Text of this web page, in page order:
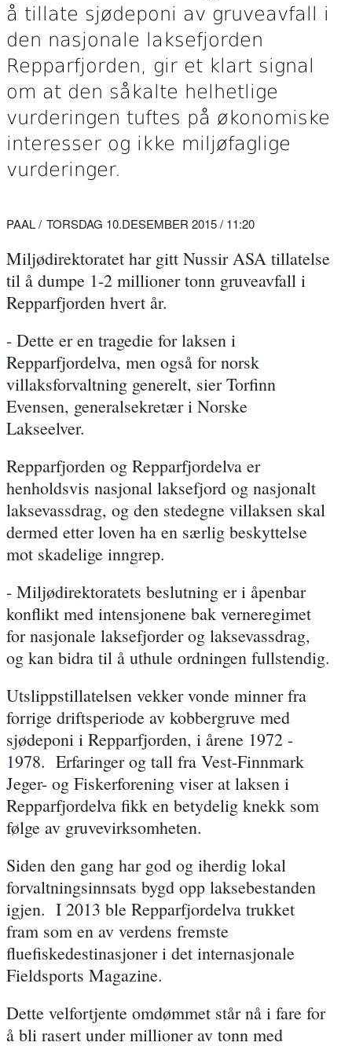
å tillate sjødeponi av gruveavfall i
den nasjonale laksefjorden
Repparfjorden, gir et klart signal
om at den såkalte helhetlige
vurderingen tuftes på økonomiske
interesser og ikke miljøfaglige
vurderinger.
PAAL TORSDAG 10.DESEMBER 2015 / 11:20
Miljødirektoratet har gitt Nussir ASA tillatelse
til å dumpe 1-2 millioner tonn gruveavfall i
Repparfjorden hvert år.
- Dette er en tragedie for laksen i
Repparfjordelva, men også for norsk
villaksforvaltning generelt, sier Torfinn
Evensen, generalsekretær i Norske
Lakseelver.
Repparfjorden og Repparfjordelva er
henholdsvis nasjonal laksefjord og nasjonalt
laksevassdrag, og den stedegne villaksen skal
dermed etter loven ha en særlig beskyttelse
mot skadelige inngrep.
- Miljødirektoratets beslutning er i åpenbar
konflikt med intensjonene bak verneregimet
for nasjonale laksefjorder og laksevassdrag,
og kan bidra til å uthule ordningen fullstendig.
Utslippstillatelsen vekker vonde minner fra
forrige driftsperiode av kobbergruve med
sjødeponi i Repparfjorden, i årene 1972 -
1978. Erfaringer og tall fra Vest-Finnmark
Jeger- og Fiskerforening viser at laksen i
Repparfjordelva fikk en betydelig knekk som
følge av gruvevirksomheten.
Siden den gang har god og iherdig lokal
forvaltningsinnsats bygd opp laksebestanden
igjen. I 2013 ble Repparfjordelva trukket
fram som en av verdens fremste
fluefiskedestinasjoner i det internasjonale
Fieldsports Magazine.
Dette velfortjente omdømmet står nå i fare for
å bli rasert under millioner av tonn med